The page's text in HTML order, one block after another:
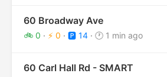
60 Broadway Ave
🚲 0 · ⚡ 0 · 🅿️ 14 · 🕐 1 min ago
60 Carl Hall Rd - SMART